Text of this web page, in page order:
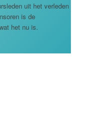
uit het verleden
is de
het nu is.